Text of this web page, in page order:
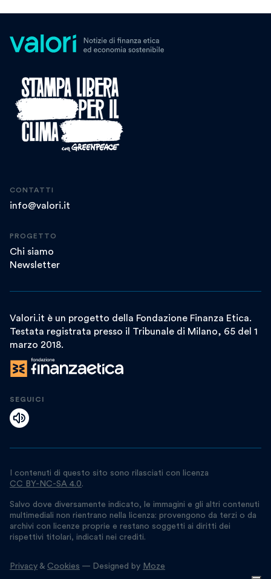
CONTATTI
info@valori.it
PROGETTO
Chi siamo
Newsletter
Valori.it è un progetto della Fondazione Finanza Etica.
Testata registrata presso il Tribunale di Milano, 65 del 1
marzo 2018.
SEGUICI
I contenuti di questo sito sono rilasciati con licenza
CC BY-NC-SA 4.0.
Salvo dove diversamente indicato, le immagini e gli altri contenuti
multimediali non rientrano nella licenza: provengono da terzi o da
archivi con licenze proprie e restano soggetti ai diritti dei
rispettivi titolari, indicati nei crediti.
Privacy & Cookies — Designed by Moze